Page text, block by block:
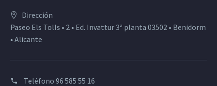
Dirección
Paseo Els Tolls • 2 • Ed. Invattur 3ª planta 03502 • Benidorm
• Alicante
Teléfono 96 585 55 16